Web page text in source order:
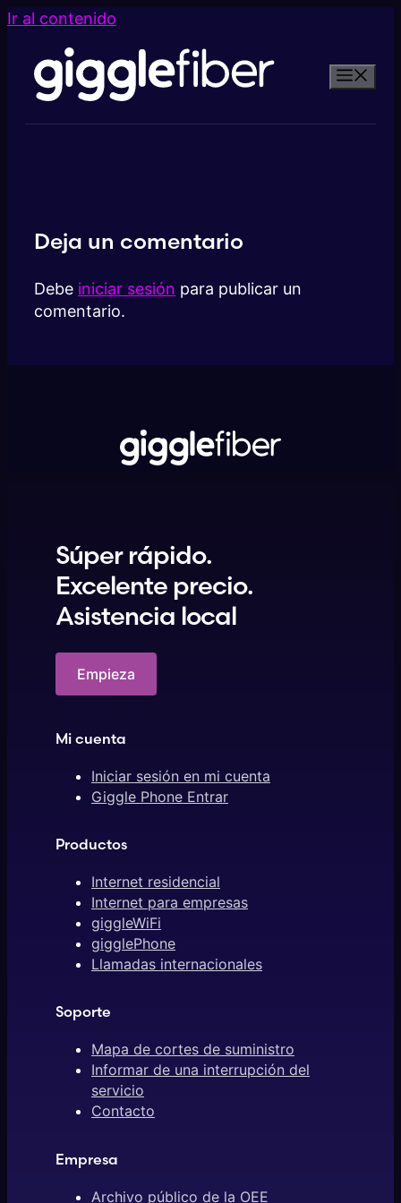
Ir al contenido
Deja un comentario
Debe iniciar sesión para publicar un
comentario.
Súper rápido.
Excelente precio.
Asistencia local
Empieza
Mi cuenta
Iniciar sesión en mi cuenta
Giggle Phone Entrar
Productos
Internet residencial
Internet para empresas
giggleWiFi
gigglePhone
Llamadas internacionales
Soporte
Mapa de cortes de suministro
Informar de una interrupción del
servicio
Contacto
Empresa
Archivo público de la OEE